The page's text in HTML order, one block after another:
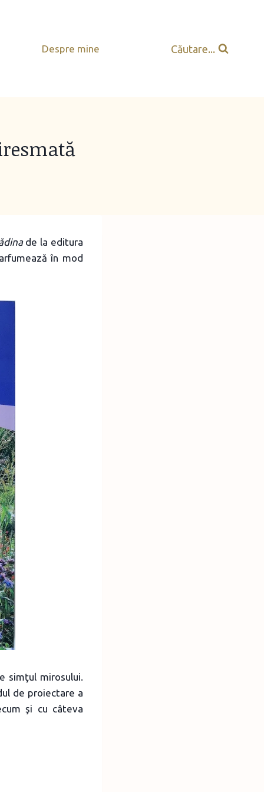
Despre mine Căutare...
de la editura
în mod
simţul mirosului.
de proiectare a
şi cu câteva